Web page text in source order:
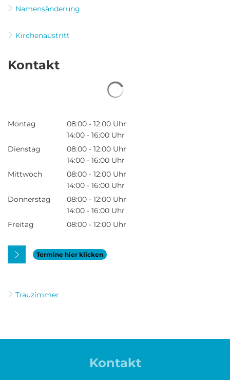
Namensänderung
Kirchenaustritt
Kontakt
Montag 08:00 - 12:00 Uhr
Von 08:00 bis 12:00 Uhr
14:00 - 16:00 Uhr
Von 14:00 bis 16:00 Uhr
Dienstag 08:00 - 12:00 Uhr
Von 08:00 bis 12:00 Uhr
14:00 - 16:00 Uhr
Von 14:00 bis 16:00 Uhr
Mittwoch 08:00 - 12:00 Uhr
Von 08:00 bis 12:00 Uhr
14:00 - 16:00 Uhr
Von 14:00 bis 16:00 Uhr
Donnerstag 08:00 - 12:00 Uhr
Von 08:00 bis 12:00 Uhr
14:00 - 16:00 Uhr
Von 14:00 bis 16:00 Uhr
Freitag 08:00 - 12:00 Uhr
Termine hier klicken
Trauzimmer
Kontakt